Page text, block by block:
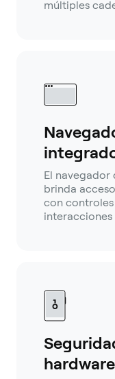
múltiples
El navegador
brinda
con
interacciones
hardware